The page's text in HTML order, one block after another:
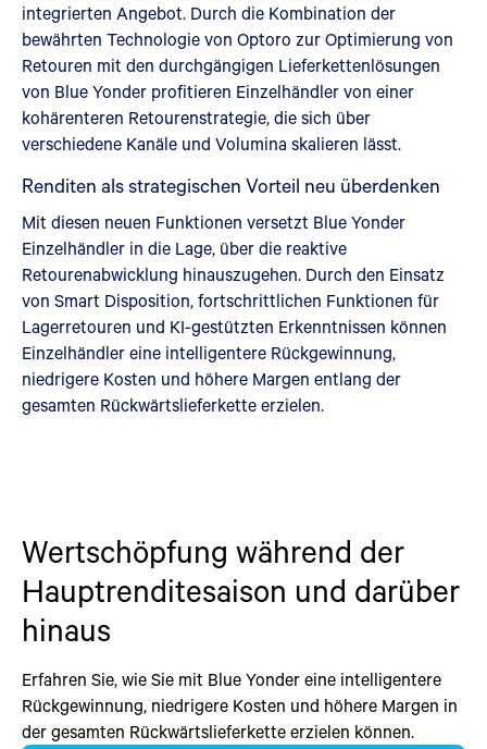
integrierten Angebot. Durch die Kombination der
bewährten Technologie von Optoro zur Optimierung von
Retouren mit den durchgängigen Lieferkettenlösungen
von Blue Yonder profitieren Einzelhändler von einer
kohärenteren Retourenstrategie, die sich über
verschiedene Kanäle und Volumina skalieren lässt.
Renditen als strategischen Vorteil neu überdenken
Mit diesen neuen Funktionen versetzt Blue Yonder
Einzelhändler in die Lage, über die reaktive
Retourenabwicklung hinauszugehen. Durch den Einsatz
von Smart Disposition, fortschrittlichen Funktionen für
Lagerretouren und KI-gestützten Erkenntnissen können
Einzelhändler eine intelligentere Rückgewinnung,
niedrigere Kosten und höhere Margen entlang der
gesamten Rückwärtslieferkette erzielen.
Wertschöpfung während der
Hauptrenditesaison und darüber
hinaus
Erfahren Sie, wie Sie mit Blue Yonder eine intelligentere
Rückgewinnung, niedrigere Kosten und höhere Margen in
der gesamten Rückwärtslieferkette erzielen können.